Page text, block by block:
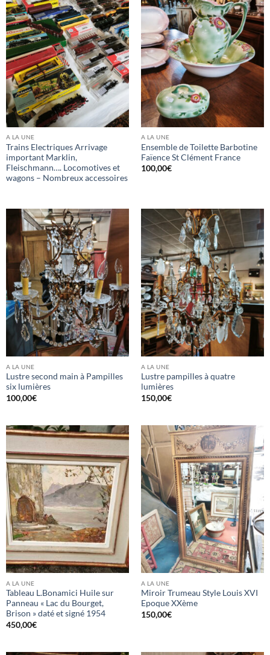
A LA UNE
Trains Electriques Arrivage
important Marklin,
Fleischmann…. Locomotives et
wagons – Nombreux accessoires
A LA UNE
Ensemble de Toilette Barbotine
Faïence St Clément France
100,00€
A LA UNE
Lustre second main à Pampilles
six lumières
100,00€
A LA UNE
Lustre pampilles à quatre
lumières
150,00€
A LA UNE
Tableau L.Bonamici Huile sur
Panneau « Lac du Bourget,
Brison » daté et signé 1954
450,00€
A LA UNE
Miroir Trumeau Style Louis XVI
Epoque XXème
150,00€